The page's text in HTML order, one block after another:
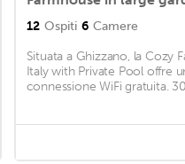
12 Ospiti 6 Camere
Situata a Ghizzano, la Cozy
Italy with Private Pool offre
connessione WiFi gratuita.